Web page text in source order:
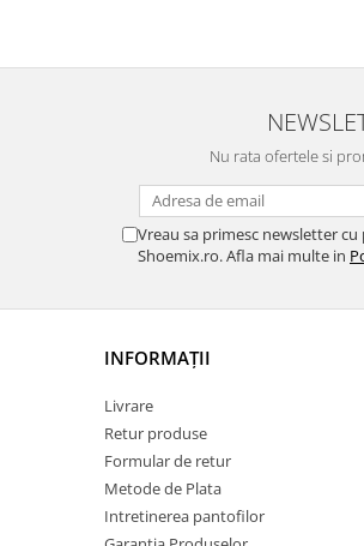
Nu rata ofertele si
Vreau sa primesc newsletter
Shoemix.ro. Afla mai multe in
INFORMAȚII
Livrare
Retur produse
Formular de retur
Metode de Plata
Intretinerea pantofilor